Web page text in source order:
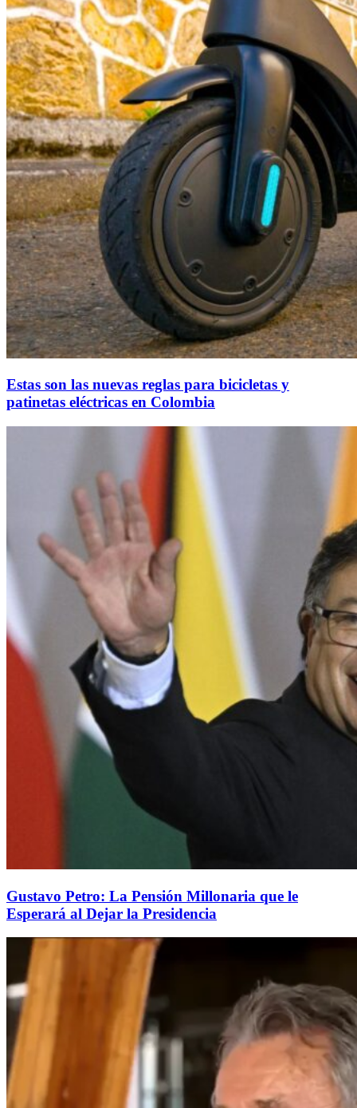
Estas son las nuevas reglas para bicicletas y
patinetas eléctricas en Colombia
Gustavo Petro: La Pensión Millonaria que le
Esperará al Dejar la Presidencia